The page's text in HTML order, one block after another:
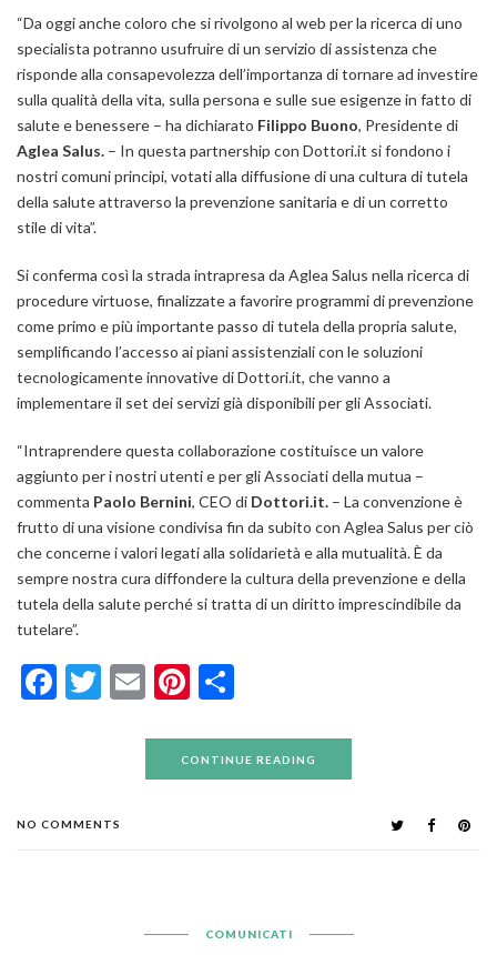
“Da oggi anche coloro che si rivolgono al web per la ricerca di uno
specialista potranno usufruire di un servizio di assistenza che
risponde alla consapevolezza dell’importanza di tornare ad investire
sulla qualità della vita, sulla persona e sulle sue esigenze in fatto di
salute e benessere – ha dichiarato Filippo Buono, Presidente di
Aglea Salus. – In questa partnership con Dottori.it si fondono i
nostri comuni principi, votati alla diffusione di una cultura di tutela
della salute attraverso la prevenzione sanitaria e di un corretto
stile di vita”.
Si conferma così la strada intrapresa da Aglea Salus nella ricerca di
procedure virtuose, finalizzate a favorire programmi di prevenzione
come primo e più importante passo di tutela della propria salute,
semplificando l’accesso ai piani assistenziali con le soluzioni
tecnologicamente innovative di Dottori.it, che vanno a
implementare il set dei servizi già disponibili per gli Associati.
“Intraprendere questa collaborazione costituisce un valore
aggiunto per i nostri utenti e per gli Associati della mutua –
commenta Paolo Bernini, CEO di Dottori.it. – La convenzione è
frutto di una visione condivisa fin da subito con Aglea Salus per ciò
che concerne i valori legati alla solidarietà e alla mutualità. È da
sempre nostra cura diffondere la cultura della prevenzione e della
tutela della salute perché si tratta di un diritto imprescindibile da
tutelare”.
Facebook
Twitter
EmailPinterest
CONTINUE READING
NO COMMENTS
COMUNICATI